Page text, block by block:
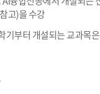
고)을 수강
기부터 개설되는 교과목